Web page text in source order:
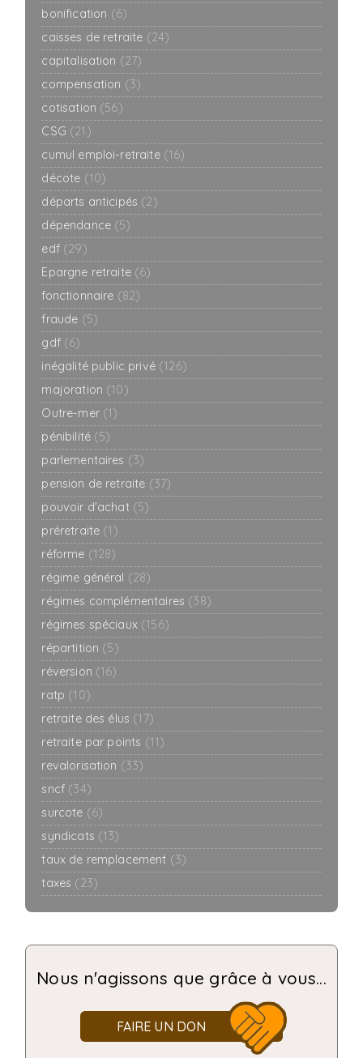
bonification (6)
caisses de retraite (24)
capitalisation (27)
compensation (3)
cotisation (56)
CSG (21)
cumul emploi-retraite (16)
décote (10)
départs anticipés (2)
dépendance (5)
edf (29)
Epargne retraite (6)
fonctionnaire (82)
fraude (5)
gdf (6)
inégalité public privé (126)
majoration (10)
Outre-mer (1)
pénibilité (5)
parlementaires (3)
pension de retraite (37)
pouvoir d'achat (5)
préretraite (1)
réforme (128)
régime général (28)
régimes complémentaires (38)
régimes spéciaux (156)
répartition (5)
réversion (16)
ratp (10)
retraite des élus (17)
retraite par points (11)
revalorisation (33)
sncf (34)
surcote (6)
syndicats (13)
taux de remplacement (3)
taxes (23)
Nous n'agissons que grâce à vous...
FAIRE UN DON